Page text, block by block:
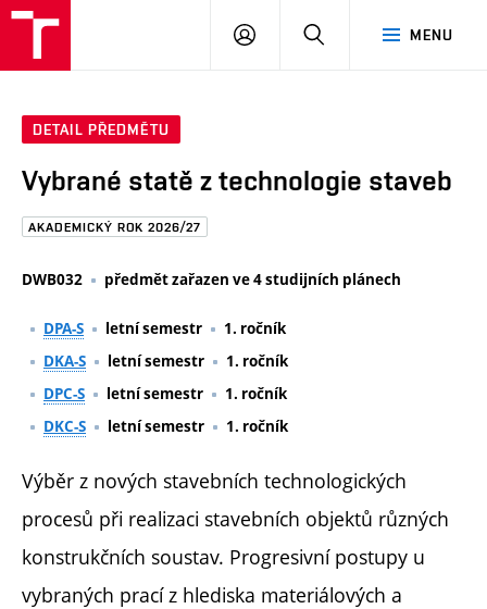
Brno
MENU
PŘIHLÁSIT
DETAIL PŘEDMĚTU
Vybrané statě z technologie staveb
AKADEMICKÝ ROK 2026/27
DWB032 předmět zařazen ve 4 studijních plánech
DPA-S letní semestr
1. ročník
DKA-S
letní semestr
1. ročník
DPC-S
letní semestr
1. ročník
DKC-S
letní semestr 1. ročník
Výběr z nových stavebních technologických
procesů při realizaci stavebních objektů různých
konstrukčních soustav. Progresivní postupy u
vybraných prací z hlediska materiálových a